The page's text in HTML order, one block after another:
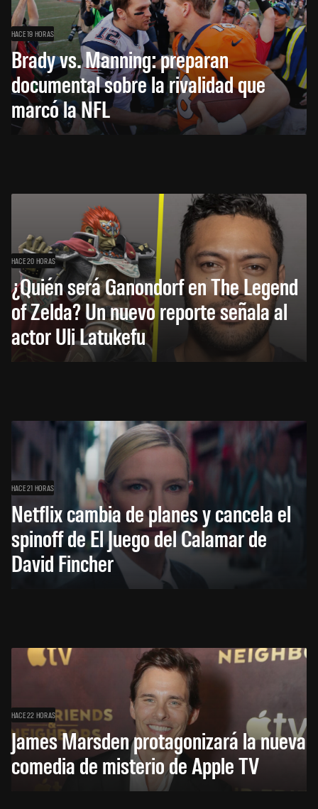
HACE 19 HORAS
Brady vs. Manning: preparan
documental sobre la rivalidad que
marcó la NFL
HACE 20 HORAS
¿Quién será Ganondorf en The Legend
of Zelda? Un nuevo reporte señala al
actor Uli Latukefu
HACE 21 HORAS
Netflix cambia de planes y cancela el
spinoff de El Juego del Calamar de
David Fincher
HACE 22 HORAS
James Marsden protagonizará la nueva
comedia de misterio de Apple TV